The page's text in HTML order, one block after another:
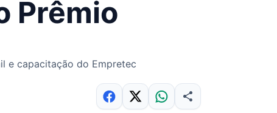
Prêmio
e capacitação do Empretec